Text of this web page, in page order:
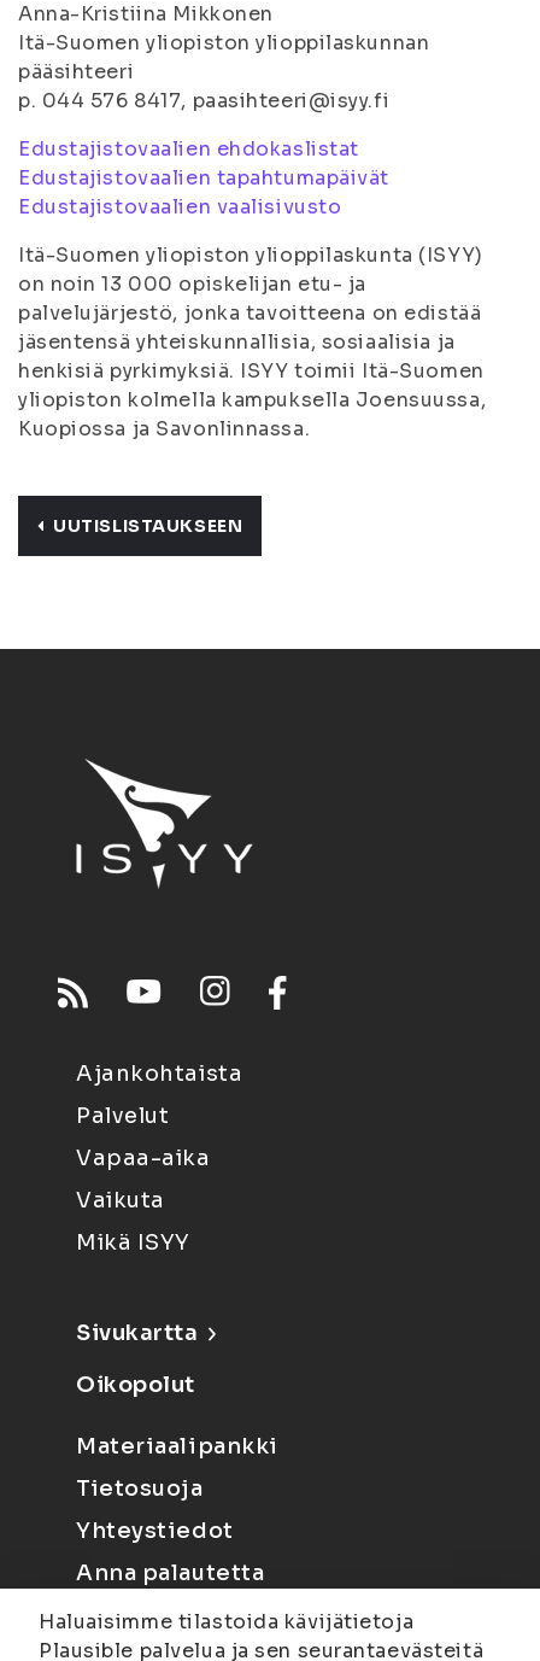
Anna-Kristiina Mikkonen
Itä-Suomen yliopiston ylioppilaskunnan
pääsihteeri
p. 044 576 8417, paasihteeri@isyy.fi
Edustajistovaalien ehdokaslistat
Edustajistovaalien tapahtumapäivät
Edustajistovaalien vaalisivusto
Itä-Suomen yliopiston ylioppilaskunta (ISYY)
on noin 13 000 opiskelijan etu- ja
palvelujärjestö, jonka tavoitteena on edistää
jäsentensä yhteiskunnallisia, sosiaalisia ja
henkisiä pyrkimyksiä. ISYY toimii Itä-Suomen
yliopiston kolmella kampuksella Joensuussa,
Kuopiossa ja Savonlinnassa.
UUTISLISTAUKSEEN
Ajankohtaista
Palvelut
Vapaa-aika
Vaikuta
Mikä ISYY
Sivukartta
Oikopolut
Materiaalipankki
Tietosuoja
Yhteystiedot
Anna palautetta
Haluaisimme tilastoida kävijätietoja
Plausible palvelua ja sen seurantaevästeitä